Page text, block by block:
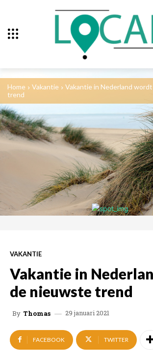
Home Vakantie
Vakantie in Nederland
trend
VAKANTIE
Vakantie in
de nieuwste trend
By Thomas 29 januari 2021
FACEBOOK TWITTER